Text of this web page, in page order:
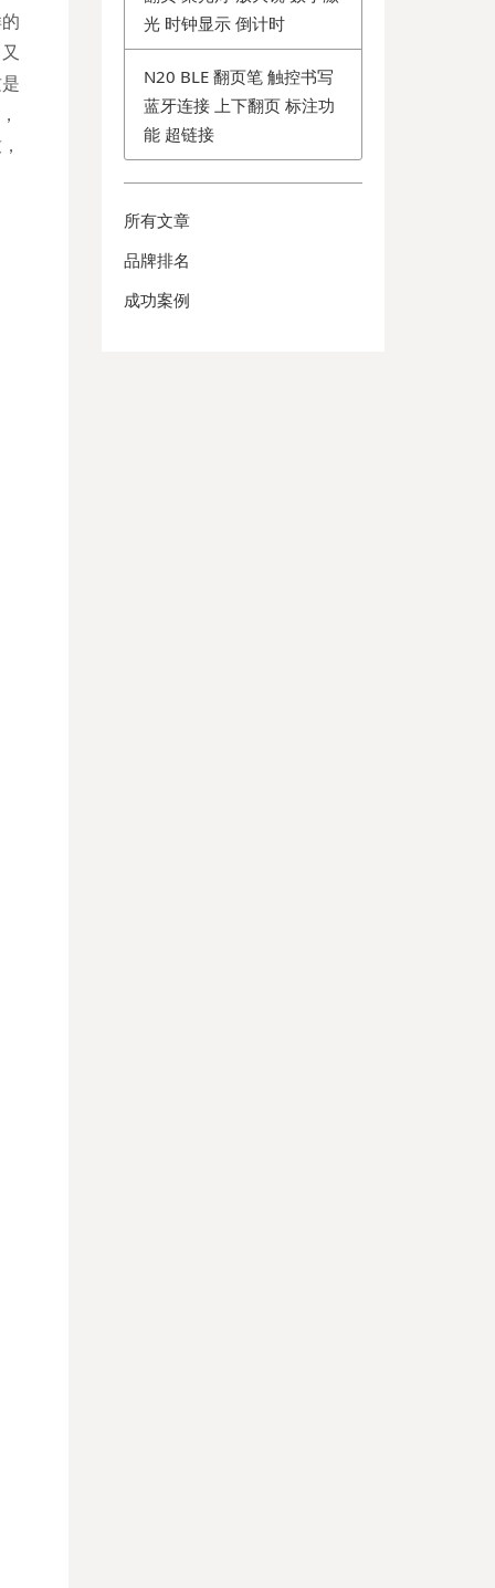
光 时钟显示 倒计时
N20 BLE 翻页笔 触控书写
蓝牙连接 上下翻页 标注功
能 超链接
所有文章
品牌排名
成功案例